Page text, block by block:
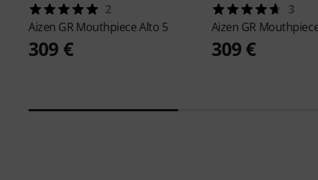
2
Aizen GR Mouthpiece Alto 5
309 €
3
Aizen GR
309 €